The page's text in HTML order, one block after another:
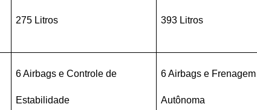
275 Litros 393 Litros
6 Airbags e Controle de
Estabilidade
6 Airbags e Frenagem
Autônoma